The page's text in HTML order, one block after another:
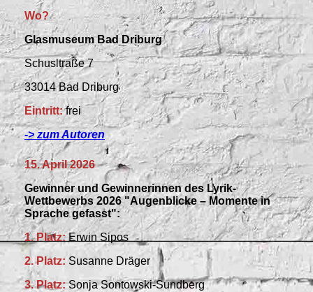
Wo?
Glasmuseum Bad Driburg
Schusltraße 7
33014 Bad Driburg
Eintritt:frei
-> zum Autoren
15. April 2026
Gewinner und Gewinnerinnen des Lyrik-
Wettbewerbs 2026 "Augenblicke – Momente in
Sprache gefasst":
1. Platz: Erwin Sipos
2. Platz: Susanne Dräger
3. Platz:Sonja Sontowski-Sundberg